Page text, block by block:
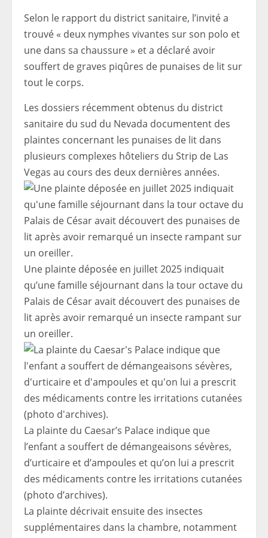
Selon le rapport du district sanitaire, l’invité a
trouvé « deux nymphes vivantes sur son polo et
une dans sa chaussure » et a déclaré avoir
souffert de graves piqûres de punaises de lit sur
tout le corps.
Les dossiers récemment obtenus du district
sanitaire du sud du Nevada documentent des
plaintes concernant les punaises de lit dans
plusieurs complexes hôteliers du Strip de Las
Vegas au cours des deux dernières années.
Une plainte déposée en juillet 2025 indiquait
qu’une famille séjournant dans la tour octave du
Palais de César avait découvert des punaises de
lit après avoir remarqué un insecte rampant sur
un oreiller.
La plainte du Caesar’s Palace indique que
l’enfant a souffert de démangeaisons sévères,
d’urticaire et d’ampoules et qu’on lui a prescrit
des médicaments contre les irritations cutanées
(photo d’archives).
La plainte décrivait ensuite des insectes
supplémentaires dans la chambre, notamment